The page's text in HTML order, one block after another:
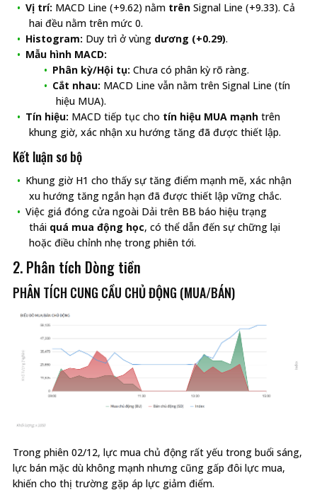
Vị trí: MACD Line (+9.62) nằm trên Signal Line (+9.33). Cả
hai đều nằm trên mức 0.
Histogram: Duy trì ở vùng dương (+0.29).
Mẫu hình MACD:
Phân kỳ/Hội tụ: Chưa có phân kỳ rõ ràng.
Cắt nhau: MACD Line vẫn nằm trên Signal Line (tín
hiệu MUA).
Tín hiệu: MACD tiếp tục cho tín hiệu MUA mạnh trên
khung giờ, xác nhận xu hướng tăng đã được thiết lập.
Kết luận sơ bộ
Khung giờ H1 cho thấy sự tăng điểm mạnh mẽ, xác nhận
xu hướng tăng ngắn hạn đã được thiết lập vững chắc.
Việc giá đóng cửa ngoài Dải trên BB báo hiệu trạng
thái quá mua động học, có thể dẫn đến sự chững lại
hoặc điều chỉnh nhẹ trong phiên tới.
2. Phân tích Dòng tiền
PHÂN TÍCH CUNG CẦU CHỦ ĐỘNG (MUA/BÁN)
Trong phiên 02/12, lực mua chủ động rất yếu trong buổi sáng,
lực bán mặc dù không mạnh nhưng cũng gấp đôi lực mua,
khiến cho thị trường gặp áp lực giảm điểm.